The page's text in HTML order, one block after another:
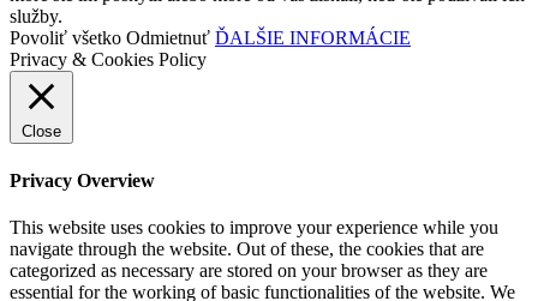
služby.
Povoliť všetko Odmietnuť ĎALŠIE INFORMÁCIE
Privacy & Cookies Policy
Close
Privacy Overview
This website uses cookies to improve your experience while you
navigate through the website. Out of these, the cookies that are
categorized as necessary are stored on your browser as they are
essential for the working of basic functionalities of the website. We